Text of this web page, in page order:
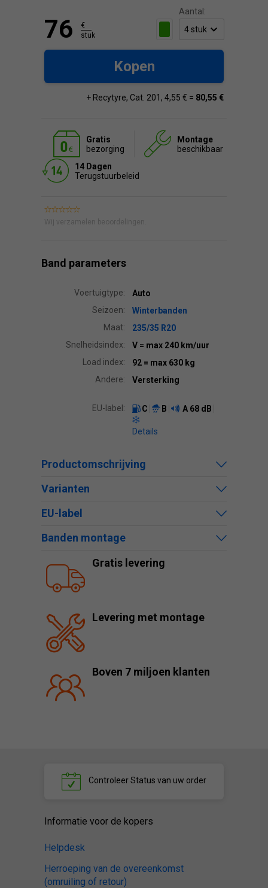
Aantal:
76
€
stuk
Kopen
+ Recytyre, Cat. 201, 4,55 € = 80,55 €
Gratis
bezorging
Montage
beschikbaar
14 Dagen
Terugstuurbeleid
Wij verzamelen beoordelingen.
Band parameters
Voertuigtype:
Auto
Seizoen:
Winterbanden
Maat:
235/35 R20
Snelheidsindex:
V = max 240 km/uur
Load index:
92 = max 630 kg
Andere:
Versterking
EU-label: C B A 68 dB
Details
Productomschrijving
Varianten
EU-label
Banden montage
Gratis levering
Levering met montage
Boven 7 miljoen klanten
ControleerStatus van uw order
Informatie voor de kopers
Helpdesk
Herroeping van de overeenkomst
(omruiling of retour)